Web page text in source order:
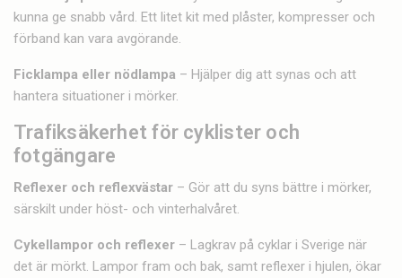
kunna ge snabb vård. Ett litet kit med plåster, kompresser och
förband kan vara avgörande.
Ficklampa eller nödlampa – Hjälper dig att synas och att
hantera situationer i mörker.
Trafiksäkerhet för cyklister och
fotgängare
Reflexer och reflexvästar – Gör att du syns bättre i mörker,
särskilt under höst- och vinterhalvåret.
Cykellampor och reflexer – Lagkrav på cyklar i Sverige när
det är mörkt. Lampor fram och bak, samt reflexer i hjulen, ökar